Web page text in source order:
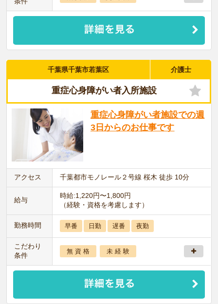
千葉県千葉市若葉区 介護士
重症心身障がい者入所施設
重症心身障がい者施設での週
3日からのお仕事です
アクセス 千葉都市モノレール２号線 桜木 徒歩 10分
給与
時給:1,220円〜1,800円
（経験・資格を考慮します）
勤務時間 早番 日勤 遅番 夜勤
こだわり
条件
無 資 格 未 経 験